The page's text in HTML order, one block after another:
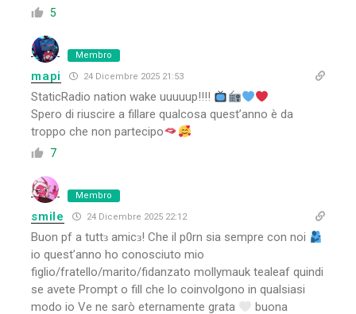
5
Membro
mapi 24 Dicembre 2025 21:53
StaticRadio nation wake uuuuup!!!!
Spero di riuscire a fillare qualcosa quest’anno è da
troppo che non partecipo
7
Membro
smile 24 Dicembre 2025 22:12
Buon pf a tuttɜ amicɜ! Che il p0rn sia sempre con noi
io quest’anno ho conosciuto mio
figlio/fratello/marito/fidanzato mollymauk tealeaf quindi
se avete Prompt o fill che lo coinvolgono in qualsiasi
modo io Ve ne sarò eternamente grata
buona